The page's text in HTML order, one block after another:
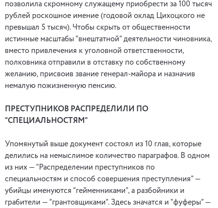
позволила скромному служащему приобрести за 100 тысяч
рублей роскошное имение (годовой оклад Цихоцкого не
превышал 5 тысяч). Чтобы скрыть от общественности
истинные масштабы “внештатной” деятельности чиновника,
вместо привлечения к уголовной ответственности,
полковника отправили в отставку по собственному
желанию, присвоив звание генерал-майора и назначив
немалую пожизненную пенсию.
ПРЕСТУПНИКОВ РАСПРЕДЕЛИЛИ ПО
“СПЕЦИАЛЬНОСТЯМ”
Упомянутый выше документ состоял из 10 глав, которые
делились на немыслимое количество параграфов. В одном
из них — “Распределении преступников по
специальностям и способ совершения преступления” —
убийцы именуются “гейменниками”, а разбойники и
грабители — “грантовщиками”. Здесь значатся и “фуферы” —